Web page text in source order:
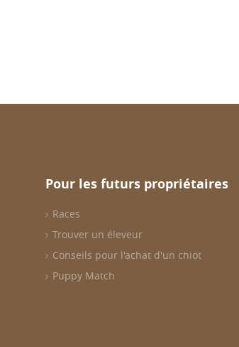
Pour les futurs propriétaires
Races
Trouver un éleveur
Conseils pour l'achat d'un chiot
Puppy Match